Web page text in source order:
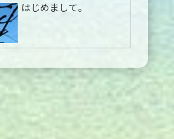
はじめまして。